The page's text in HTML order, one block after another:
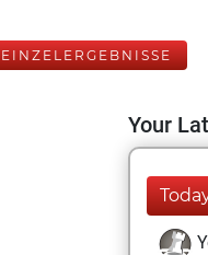
EINZELERGEBNISSE
Your